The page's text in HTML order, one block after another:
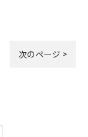
次のページ >